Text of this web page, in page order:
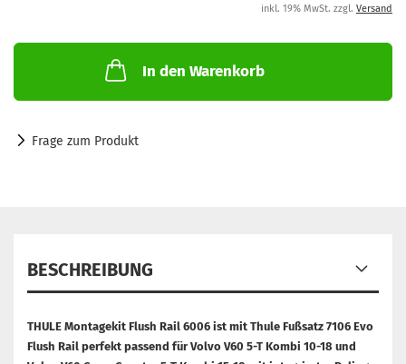
inkl. 19% MwSt. zzgl. Versand
In den Warenkorb
Frage zum Produkt
BESCHREIBUNG
THULE Montagekit Flush Rail 6006 ist mit Thule Fußsatz 7106 Evo
Flush Rail perfekt passend für Volvo V60 5-T Kombi 10-18 und